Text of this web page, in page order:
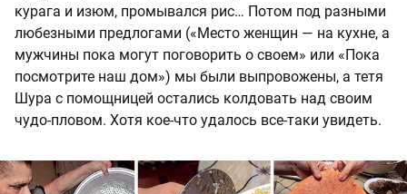
курага и изюм, промывался рис… Потом под разными
любезными предлогами («Место женщин — на кухне, а
мужчины пока могут поговорить о своем» или «Пока
посмотрите наш дом») мы были выпровожены, а тетя
Шура с помощницей остались колдовать над своим
чудо-пловом. Хотя кое-что удалось все-таки увидеть.